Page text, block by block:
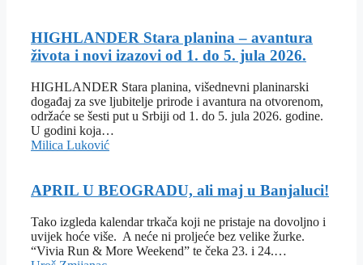
HIGHLANDER Stara planina – avantura
života i novi izazovi od 1. do 5. jula 2026.
HIGHLANDER Stara planina, višednevni planinarski
događaj za sve ljubitelje prirode i avantura na otvorenom,
održaće se šesti put u Srbiji od 1. do 5. jula 2026. godine.
U godini koja…
Milica Luković
APRIL U BEOGRADU, ali maj u Banjaluci!
Tako izgleda kalendar trkača koji ne pristaje na dovoljno i
uvijek hoće više. A neće ni proljeće bez velike žurke.
“Vivia Run & More Weekend” te čeka 23. i 24.…